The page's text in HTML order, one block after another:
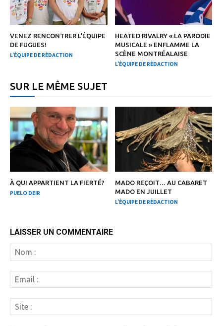
VENEZ RENCONTRER L’ÉQUIPE
DE FUGUES!
L'ÉQUIPE DE RÉDACTION
HEATED RIVALRY « LA PARODIE
MUSICALE » ENFLAMME LA
SCÈNE MONTRÉALAISE
L'ÉQUIPE DE RÉDACTION
SUR LE MÊME SUJET
À QUI APPARTIENT LA FIERTÉ?
PUELO DEIR
MADO REÇOIT… AU CABARET
MADO EN JUILLET
L'ÉQUIPE DE RÉDACTION
LAISSER UN COMMENTAIRE
:
:
: